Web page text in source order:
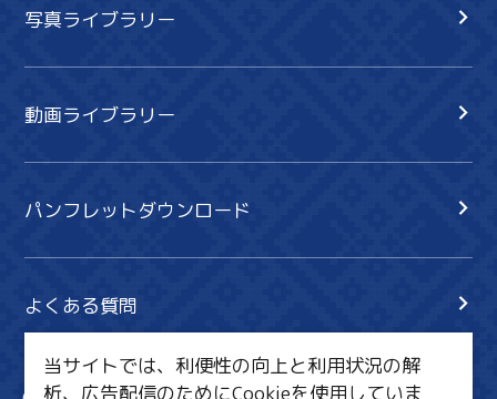
写真ライブラリー
動画ライブラリー
パンフレットダウンロード
よくある質問
当サイトでは、利便性の向上と利用状況の解
析、広告配信のためにCookieを使用していま